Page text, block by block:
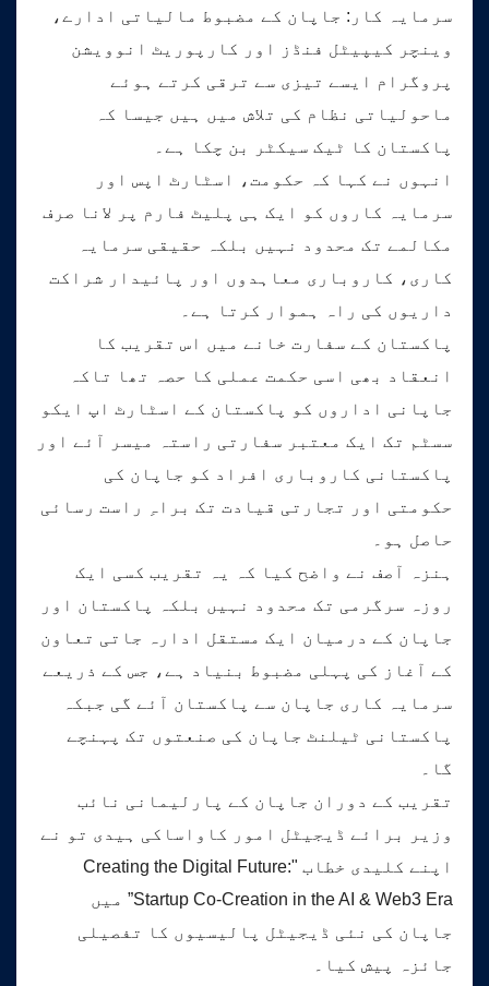
سرمایہ کار: جاپان کے مضبوط مالیاتی ادارے،
وینچر کیپیٹل فنڈز اور کارپوریٹ انوویشن
پروگرام ایسے تیزی سے ترقی کرتے ہوئے
ماحولیاتی نظام کی تلاش میں ہیں جیسا کہ
پاکستان کا ٹیک سیکٹر بن چکا ہے۔
انہوں نے کہا کہ حکومت، اسٹارٹ اپس اور
سرمایہ کاروں کو ایک ہی پلیٹ فارم پر لانا صرف
مکالمے تک محدود نہیں بلکہ حقیقی سرمایہ
کاری، کاروباری معاہدوں اور پائیدار شراکت
داریوں کی راہ ہموار کرتا ہے۔
پاکستان کے سفارت خانے میں اس تقریب کا
انعقاد بھی اسی حکمت عملی کا حصہ تھا تاکہ
جاپانی اداروں کو پاکستان کے اسٹارٹ اپ ایکو
سسٹم تک ایک معتبر سفارتی راستہ میسر آئے اور
پاکستانی کاروباری افراد کو جاپان کی
حکومتی اور تجارتی قیادت تک براہِ راست رسائی
حاصل ہو۔
ہنزہ آصف نے واضح کیا کہ یہ تقریب کسی ایک
روزہ سرگرمی تک محدود نہیں بلکہ پاکستان اور
جاپان کے درمیان ایک مستقل ادارہ جاتی تعاون
کے آغاز کی پہلی مضبوط بنیاد ہے، جس کے ذریعے
سرمایہ کاری جاپان سے پاکستان آئے گی جبکہ
پاکستانی ٹیلنٹ جاپان کی صنعتوں تک پہنچے
گا۔
تقریب کے دوران جاپان کے پارلیمانی نائب
وزیر برائے ڈیجیٹل امور کاواساکی ہیدی تو نے
اپنے کلیدی خطاب "Creating the Digital Future:
Startup Co-Creation in the AI & Web3 Era” میں
جاپان کی نئی ڈیجیٹل پالیسیوں کا تفصیلی
جائزہ پیش کیا۔